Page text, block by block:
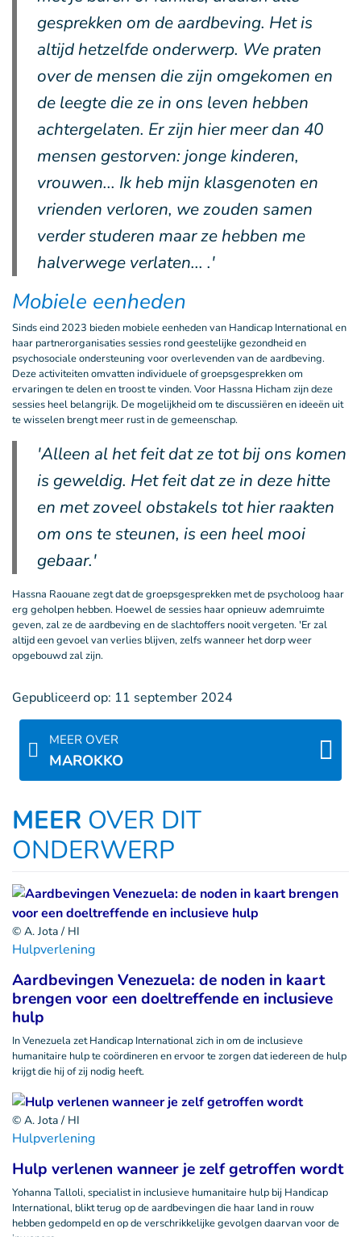
gesprekken om de aardbeving. Het is
altijd hetzelfde onderwerp. We praten
over de mensen die zijn omgekomen en
de leegte die ze in ons leven hebben
achtergelaten. Er zijn hier meer dan 40
mensen gestorven: jonge kinderen,
vrouwen... Ik heb mijn klasgenoten en
vrienden verloren, we zouden samen
verder studeren maar ze hebben me
halverwege verlaten... .'
Mobiele eenheden
Sinds eind 2023 bieden mobiele eenheden van Handicap International en
haar partnerorganisaties sessies rond geestelijke gezondheid en
psychosociale ondersteuning voor overlevenden van de aardbeving.
Deze activiteiten omvatten individuele of groepsgesprekken om
ervaringen te delen en troost te vinden. Voor Hassna Hicham zijn deze
sessies heel belangrijk. De mogelijkheid om te discussiëren en ideeën uit
te wisselen brengt meer rust in de gemeenschap.
'Alleen al het feit dat ze tot bij ons komen
is geweldig. Het feit dat ze in deze hitte
en met zoveel obstakels tot hier raakten
om ons te steunen, is een heel mooi
gebaar.'
Hassna Raouane zegt dat de groepsgesprekken met de psycholoog haar
erg geholpen hebben. Hoewel de sessies haar opnieuw ademruimte
geven, zal ze de aardbeving en de slachtoffers nooit vergeten. 'Er zal
altijd een gevoel van verlies blijven, zelfs wanneer het dorp weer
opgebouwd zal zijn.
Gepubliceerd op: 11 september 2024
MEER OVER
MAROKKO
MEER OVER DIT
ONDERWERP
© A. Jota / HI
Hulpverlening
Aardbevingen Venezuela: de noden in kaart
brengen voor een doeltreffende en inclusieve
hulp
In Venezuela zet Handicap International zich in om de inclusieve
humanitaire hulp te coördineren en ervoor te zorgen dat iedereen de hulp
krijgt die hij of zij nodig heeft.
© A. Jota / HI
Hulpverlening
Hulp verlenen wanneer je zelf getroffen wordt
Yohanna Talloli, specialist in inclusieve humanitaire hulp bij Handicap
International, blikt terug op de aardbevingen die haar land in rouw
hebben gedompeld en op de verschrikkelijke gevolgen daarvan voor de